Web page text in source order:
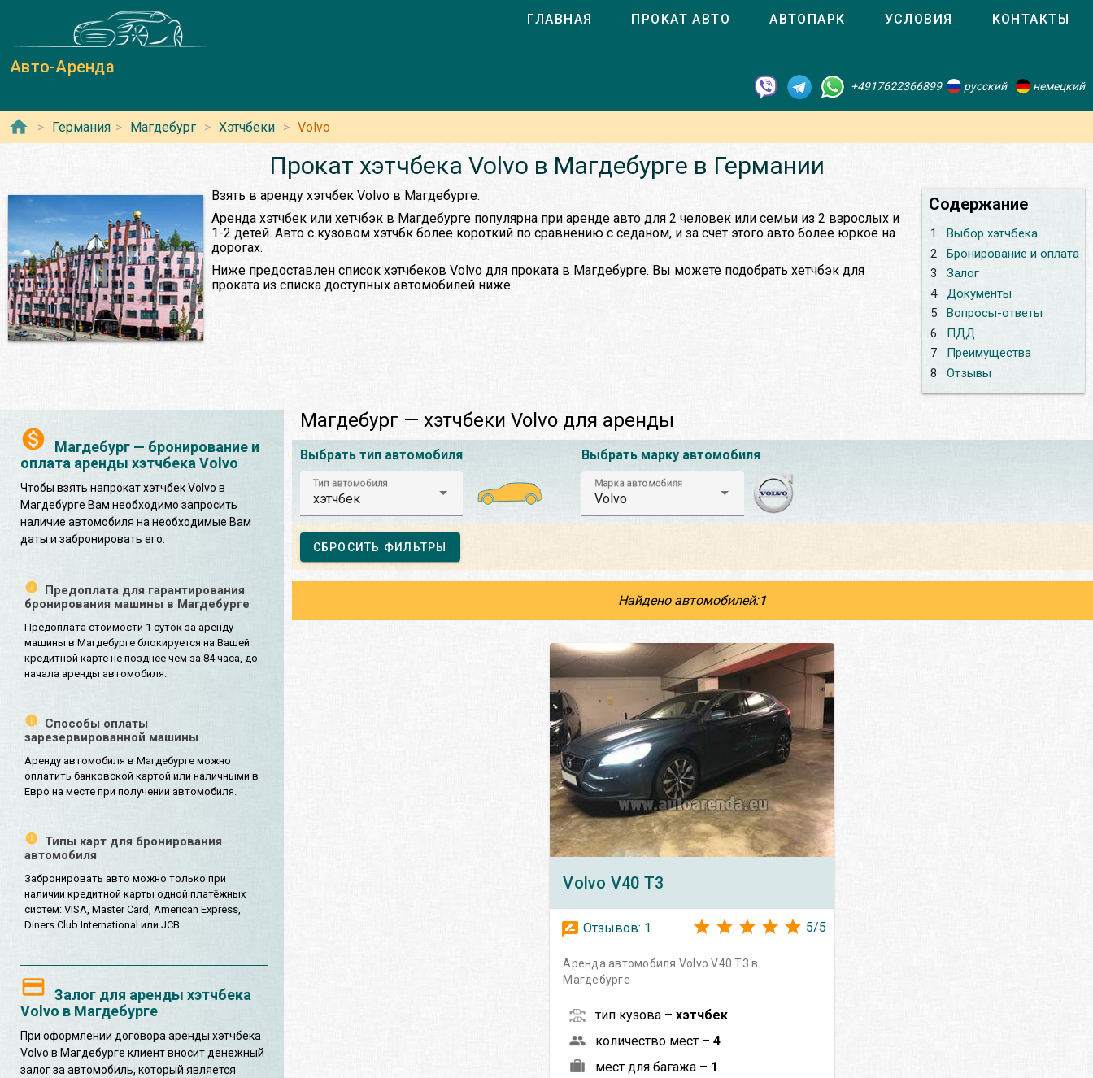
Авто-Аренда
ГЛАВНАЯ ПРОКАТ АВТО АВТОПАРК УСЛОВИЯ КОНТАКТЫ
+4917622366899 русский немецкий
Германия Магдебург Хэтчбеки Volvo
Прокат хэтчбека Volvo в Магдебурге в Германии
Содержание
1
Выбор хэтчбека
2
Бронирование и оплата
3
Залог
4
Документы
5
Вопросы-ответы
6
ПДД
7
Преимущества
8
Отзывы
Взять в аренду хэтчбек Volvo в Магдебурге.
Аренда хэтчбек или хетчбэк в Магдебурге популярна при аренде авто для 2 человек или семьи из 2 взрослых и
1-2 детей. Авто с кузовом хэтчбк более короткий по сравнению с седаном, и за счёт этого авто более юркое на
дорогах.
Ниже предоставлен список хэтчбеков Volvo для проката в Магдебурге. Вы можете подобрать хетчбэк для
проката из списка доступных автомобилей ниже.
Магдебург — бронирование и
оплата аренды хэтчбека Volvo
Чтобы взять напрокат хэтчбек Volvo в
Магдебурге Вам необходимо запросить
наличие автомобиля на необходимые Вам
даты и забронировать его.
Предоплата для гарантирования
бронирования машины в Магдебурге
Предоплата стоимости 1 суток за аренду
машины в Магдебурге блокируется на Вашей
кредитной карте не позднее чем за 84 часа, до
начала аренды автомобиля.
Способы оплаты
зарезервированной машины
Аренду автомобиля в Магдебурге можно
оплатить банковской картой или наличными в
Евро на месте при получении автомобиля.
Типы карт для бронирования
автомобиля
Забронировать авто можно только при
наличии кредитной карты одной платёжных
систем: VISA, Master Card, American Express,
Diners Club International или JCB.
Залог для аренды хэтчбека
Volvo в Магдебурге
При оформлении договора аренды хэтчбека
Volvo в Магдебурге клиент вносит денежный
залог за автомобиль, который является
Магдебург — хэтчбеки Volvo для аренды
Выбрать тип автомобиля
Тип автомобиля
хэтчбек
Выбрать марку автомобиля
Марка автомобиля
Volvo
СБРОСИТЬ ФИЛЬТРЫ
Найдено автомобилей:1
Volvo V40 T3
Отзывов: 1 5/5
Аренда автомобиля Volvo V40 T3 в
Магдебурге
тип кузова –хэтчбек
количество мест –4
мест для багажа – 1